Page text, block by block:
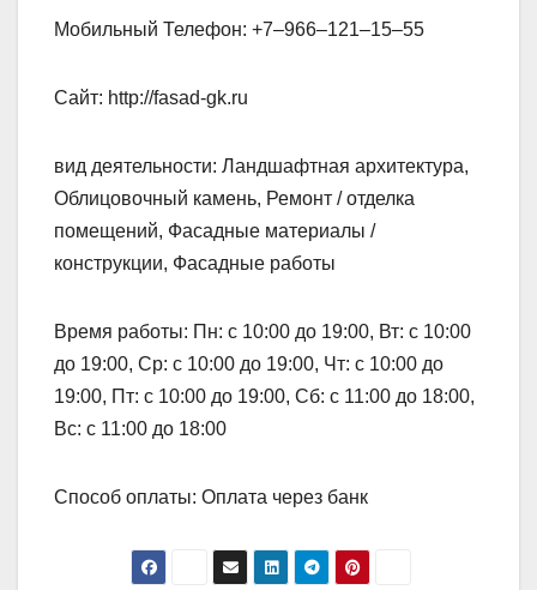
Мобильный Телефон: +7‒966‒121‒15‒55
Сайт: http://fasad-gk.ru
вид деятельности: Ландшафтная архитектура,
Облицовочный камень, Ремонт / отделка
помещений, Фасадные материалы /
конструкции, Фасадные работы
Время работы: Пн: с 10:00 до 19:00, Вт: с 10:00
до 19:00, Ср: с 10:00 до 19:00, Чт: с 10:00 до
19:00, Пт: с 10:00 до 19:00, Сб: с 11:00 до 18:00,
Вс: с 11:00 до 18:00
Способ оплаты: Оплата через банк